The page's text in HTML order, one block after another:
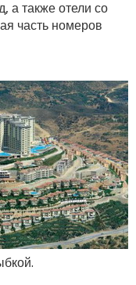
а также отели со
часть номеров